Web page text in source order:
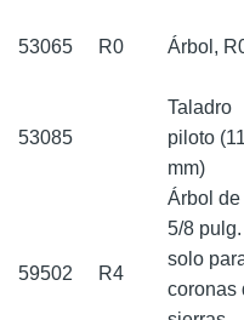
53065 R0 Árbol,
53085
Taladro
piloto
mm)
59502 R4
Árbol de
5/8 pulg.
solo
coronas